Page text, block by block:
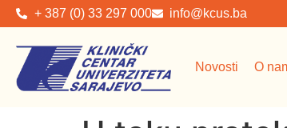
+ 387 (0) 33 297 000 info@kcus.ba
Novosti O